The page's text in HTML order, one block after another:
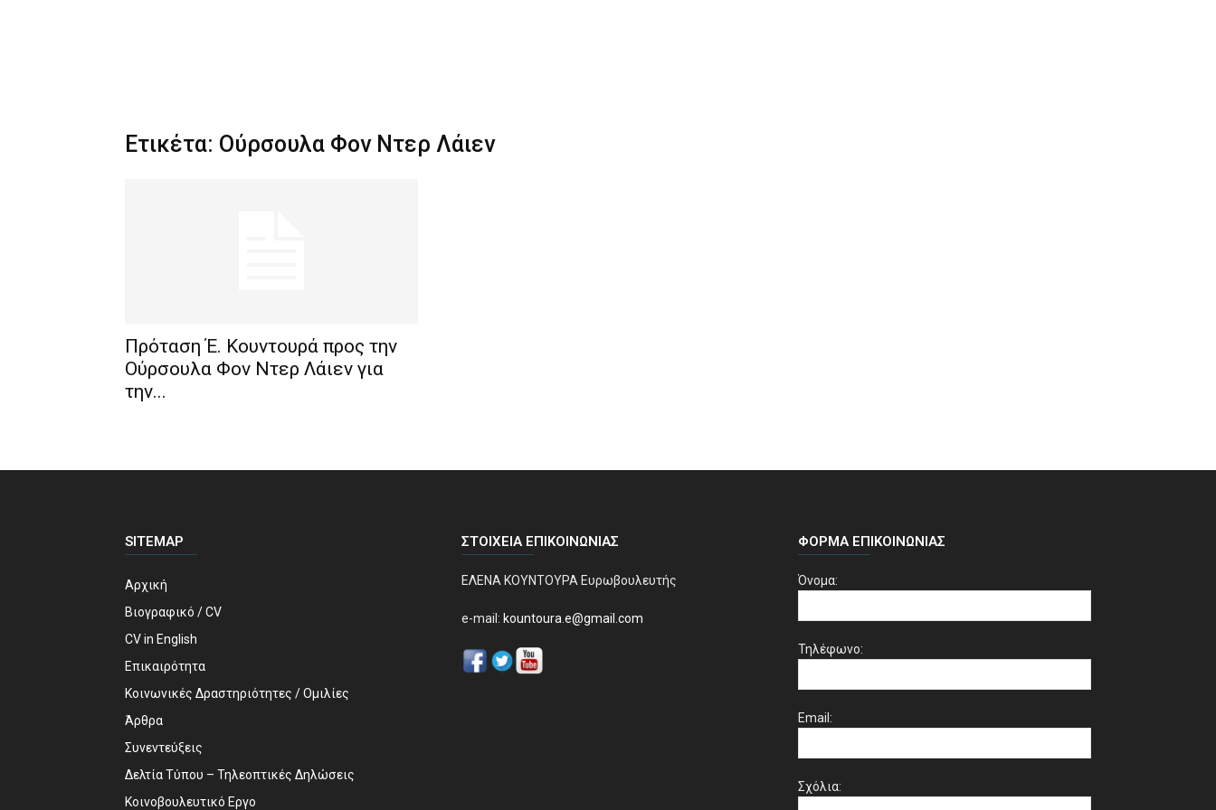
Ετικέτα: Ούρσουλα Φον Ντερ Λάιεν
Πρόταση Έ. Κουντουρά προς την
Ούρσουλα Φον Ντερ Λάιεν για
την...
SITEMAP
Αρχική
Βιογραφικό / CV
CV in English
Επικαιρότητα
Κοινωνικές Δραστηριότητες / Ομιλίες
Άρθρα
Συνεντεύξεις
Δελτία Τύπου – Τηλεοπτικές Δηλώσεις
Κοινοβουλευτικό Εργο
ΣΤΟΙΧΕΊΑ ΕΠΙΚΟΙΝΩΝΊΑΣ
ΕΛΕΝΑ ΚΟΥΝΤΟΥΡΑ Ευρωβουλευτής
e-mail: kountoura.e@gmail.com
ΦΌΡΜΑ ΕΠΙΚΟΙΝΩΝΊΑΣ
Όνομα:
Τηλέφωνο:
Email:
Σχόλια: